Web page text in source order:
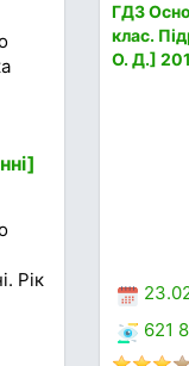
Рік
ГДЗ
клас.
О. Д.]
621